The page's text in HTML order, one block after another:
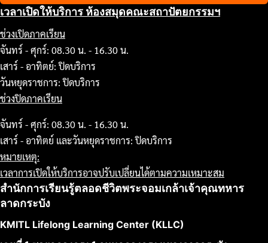
เวลาเปิดให้บริการ ห้องสมุดคณะสถาปัตยกรรมฯ
ช่วงเปิดภาคเรียน
จันทร์ - ศุกร์: 08.30 น. - 16.30 น.
เสาร์ - อาทิตย์: ปิดบริการ
วันหยุดราชการ: ปิดบริการ
ช่วงปิดภาคเรียน
จันทร์ - ศุกร์: 08.30 น. - 16.30 น.
เสาร์ - อาทิตย์ และวันหยุดราชการ: ปิดบริการ
หมายเหตุ:
เวลาการเปิดให้บริการอาจปรับเปลี่ยนได้ตามความเหมาะสม
สำนักการเรียนรู้ตลอดชีวิตพระจอมเกล้าเจ้าคุณทหาร
ลาดกระบัง
KMITL Lifelong Learning Center (KLLC)